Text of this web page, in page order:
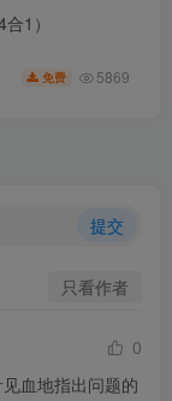
1）
免费 5869
提交
只看作者
0
血地指出问题的